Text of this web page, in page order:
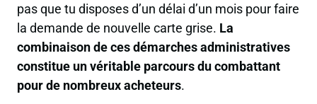
pas que tu disposes d’un délai d’un mois pour faire
la demande de nouvelle carte grise. La
combinaison de ces démarches administratives
constitue un véritable parcours du combattant
pour de nombreux acheteurs.